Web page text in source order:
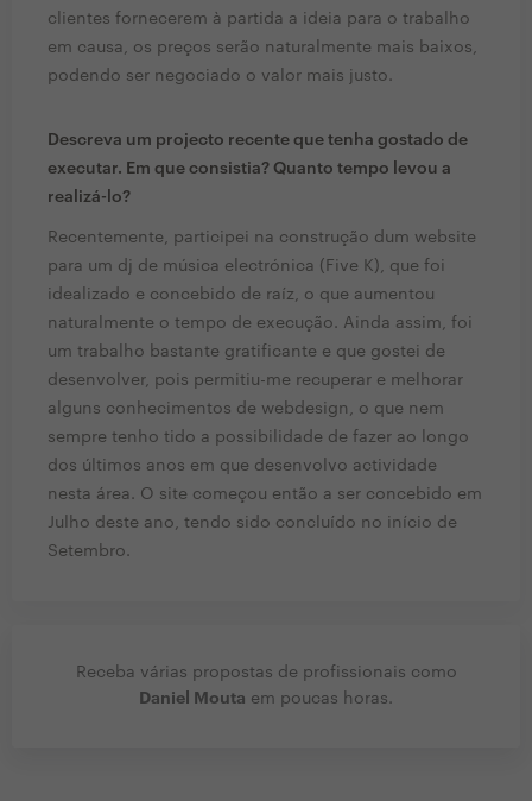
clientes fornecerem à partida a ideia para o trabalho
em causa, os preços serão naturalmente mais baixos,
podendo ser negociado o valor mais justo.
Descreva um projecto recente que tenha gostado de
executar. Em que consistia? Quanto tempo levou a
realizá-lo?
Recentemente, participei na construção dum website
para um dj de música electrónica (Five K), que foi
idealizado e concebido de raíz, o que aumentou
naturalmente o tempo de execução. Ainda assim, foi
um trabalho bastante gratificante e que gostei de
desenvolver, pois permitiu-me recuperar e melhorar
alguns conhecimentos de webdesign, o que nem
sempre tenho tido a possibilidade de fazer ao longo
dos últimos anos em que desenvolvo actividade
nesta área. O site começou então a ser concebido em
Julho deste ano, tendo sido concluído no início de
Setembro.
Receba várias propostas de profissionais como
Daniel Mouta em poucas horas.